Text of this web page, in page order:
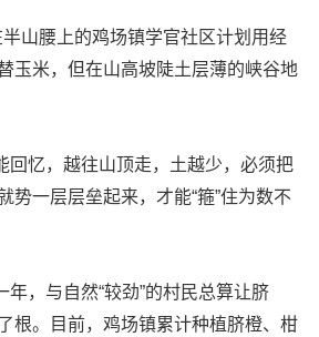
风
采
退
人
服
半山腰上的鸡场镇学官社区计划用经
玉米，但在山高坡陡土层薄的峡谷地
回忆，越往山顶走，土越少，必须把
势一层层垒起来，才能“箍”住为数不
年，与自然“较劲”的村民总算让脐
根。目前，鸡场镇累计种植脐橙、柑